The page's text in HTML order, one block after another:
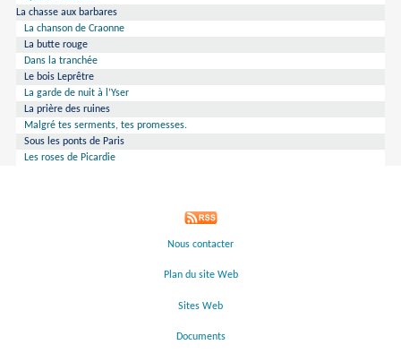
La chasse aux barbares
La chanson de Craonne
La butte rouge
Dans la tranchée
Le bois Leprêtre
La garde de nuit à l’Yser
La prière des ruines
Malgré tes serments, tes promesses.
Sous les ponts de Paris
Les roses de Picardie
Nous contacter
Plan du site Web
Sites Web
Documents